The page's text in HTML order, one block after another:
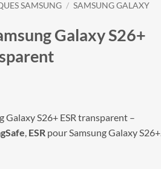
SAMSUNG / SAMSUNG GALAXY
Galaxy S26+
Galaxy S26+ ESR transparent –
ESR pour Samsung Galaxy S26+.